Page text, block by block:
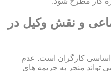
و نقش وکیل در
اساسی کارگران است. عدم
تواند منجر به جریمه های